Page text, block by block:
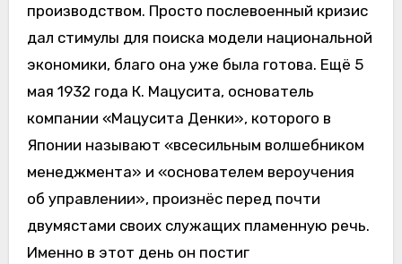
производством. Просто послевоенный кризис
дал стимулы для поиска модели национальной
экономики, благо она уже была готова. Ещё 5
мая 1932 года К. Мацусита, основатель
компании «Мацусита Денки», которого в
Японии называют «всесильным волшебником
менеджмента» и «основателем вероучения
об управлении», произнёс перед почти
двумястами своих служащих пламенную речь.
Именно в этот день он постиг